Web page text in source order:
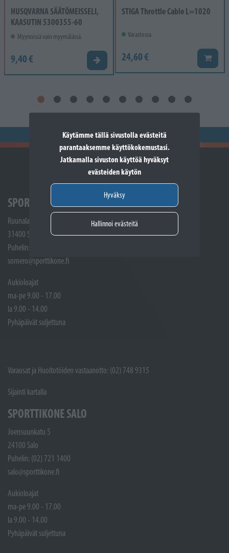
Käytämme tällä sivustolla evästeitä
parantaaksemme käyttökokemustasi.
Jatkamalla sivuston käyttöä hyväksyt
evästeiden käytön
Hyväksy
Hallinnoi evästeitä
HUSQVARNA SÄÄTÖMEISSELI,
KAASUTIN 5300355-60
Myynnissä vain myymälässä.
9,40 € Valitse vaihtoehto
STIGA Throttle Cable L=1020
Varastossa
24,60 € Lisää
SPORTTIKONE SOMERO
Ruunalantie 5
31400 Somero
Puhelin: (02) 748 9300
somero@sporttikone.fi
Aukioloajat
ma-pe 9.00 - 17.00
la 9.00 - 14.00
Pyhäpäivät suljettuna
Varaosat ja Huoltotöiden vastaanotto: (02) 748 9315
Sijainti kartalla
SPORTTIKONE SALO
Joensuunkatu 5
24100 Salo
Puhelin: (02) 721 1400
salo@sporttikone.fi
Aukioloajat
ma-pe 9.00 - 17.00
la 9.00 - 14.00
Pyhäpäivät suljettuna